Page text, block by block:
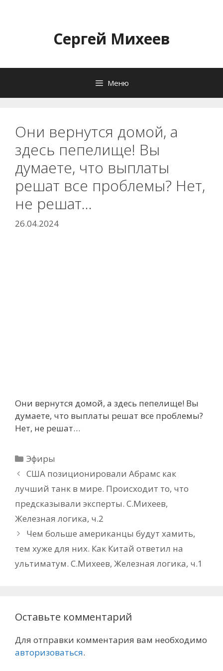
содержимомуСергей Михеев
Меню
Они вернутся домой, а
здесь пепелище! Вы
думаете, что выплаты
решат все проблемы? Нет,
не решат…
26.04.2024
Они вернутся домой, а здесь пепелище! Вы
думаете, что выплаты решат все проблемы?
Нет, не решат…
Рубрики
Эфиры
США позиционировали Абрамс как
лучший танк в мире. Происходит то, что
предсказывали эксперты. С.Михеев,
Железная логика, ч.2
Чем больше американцы будут хамить,
тем хуже для них. Как Китай ответил на
ультиматум. С.Михеев, Железная логика, ч.1
Оставьте комментарий
Для отправки комментария вам необходимо
авторизоваться.